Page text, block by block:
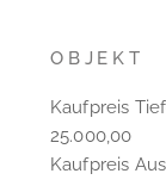
OBJEKT
Kaufpreis
25.000,00
Kaufpreis